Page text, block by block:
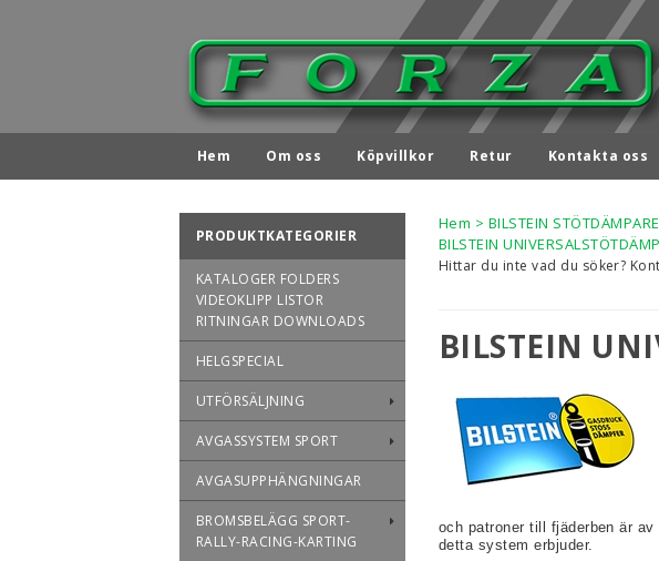
Hem Om oss Köpvillkor Retur Kontakta oss
PRODUKTKATEGORIER
KATALOGER FOLDERS
VIDEOKLIPP LISTOR
RITNINGAR DOWNLOADS
HELGSPECIAL
UTFÖRSÄLJNING
AVGASSYSTEM SPORT
AVGASUPPHÄNGNINGAR
BROMSBELÄGG SPORT-
RALLY-RACING-KARTING
Hem > BILSTEIN
BILSTEIN
Hittar du inte vad du söker?
BILSTEIN
och patroner till fjäderben är
detta system erbjuder.